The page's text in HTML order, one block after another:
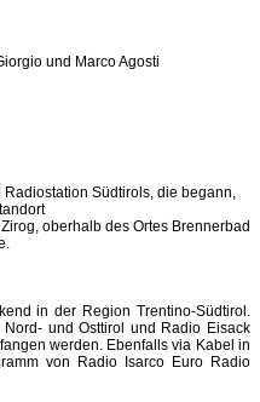
und Marco Agosti
Südtirols, die begann,
oberhalb des Ortes Brennerbad
in der Region Trentino-Südtirol.
und Osttirol und Radio Eisack
werden. Ebenfalls via Kabel in
von Radio Isarco Euro Radio